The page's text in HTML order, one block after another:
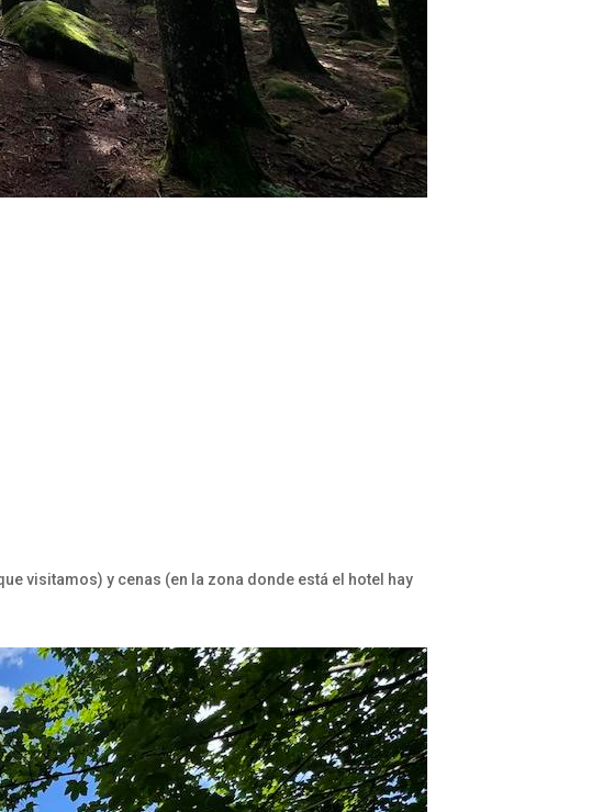
visitamos) y cenas (en la zona donde está el hotel hay